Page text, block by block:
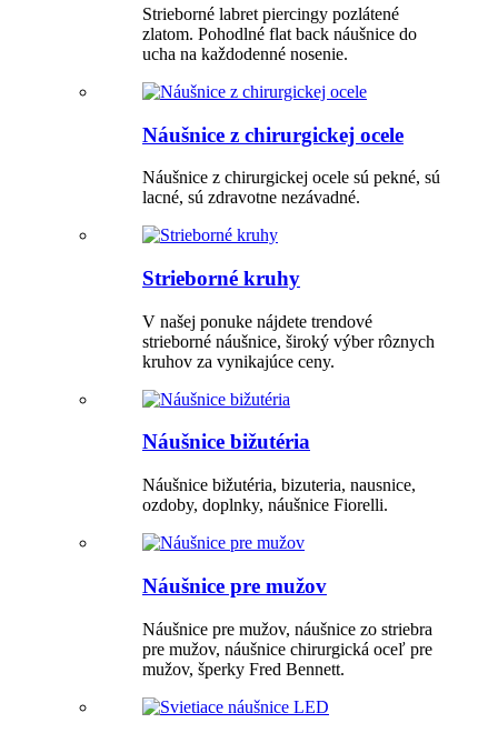
Strieborné labret piercingy pozlátené
zlatom. Pohodlné flat back náušnice do
ucha na každodenné nosenie.
Náušnice z chirurgickej ocele
Náušnice z chirurgickej ocele sú pekné, sú
lacné, sú zdravotne nezávadné.
Strieborné kruhy
V našej ponuke nájdete trendové
strieborné náušnice, široký výber rôznych
kruhov za vynikajúce ceny.
Náušnice bižutéria
Náušnice bižutéria, bizuteria, nausnice,
ozdoby, doplnky, náušnice Fiorelli.
Náušnice pre mužov
Náušnice pre mužov, náušnice zo striebra
pre mužov, náušnice chirurgická oceľ pre
mužov, šperky Fred Bennett.